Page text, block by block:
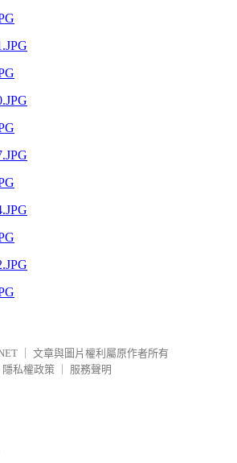
文章與圖片權利屬原作者所有
隱私權政策
服務聲明